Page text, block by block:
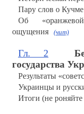
Пару слов о Кучме
Об
ощущения
(чит)
Гл. 2
государства
Результаты
Украинцы и
Итоги (не